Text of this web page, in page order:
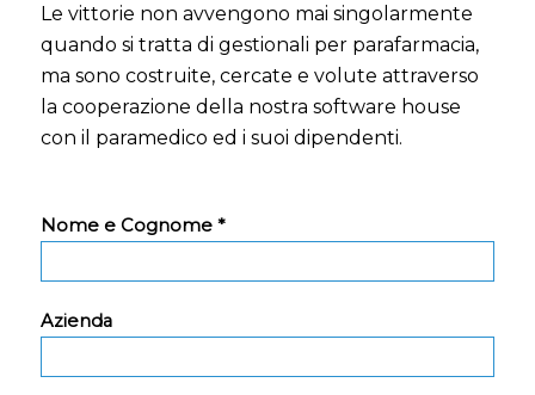
Le vittorie non avvengono mai singolarmente
quando si tratta di gestionali per parafarmacia,
ma sono costruite, cercate e volute attraverso
la cooperazione della nostra software house
con il paramedico ed i suoi dipendenti.
Nome e Cognome *
Azienda